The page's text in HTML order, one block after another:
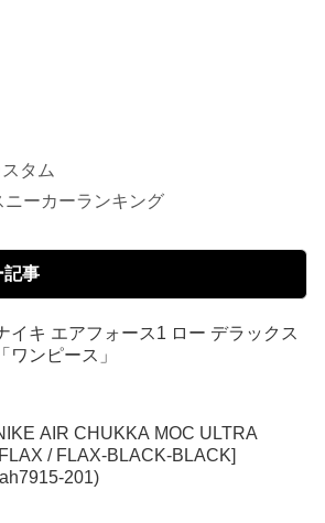
タム
ニーカーランキング
記事
イキ エアフォース1 ロー デラックス
「ワンピース」
AIR CHUKKA MOC ULTRA
/ FLAX-BLACK-BLACK]
201)